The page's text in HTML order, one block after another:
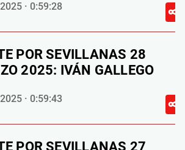
· 0:59:28
POR SEVILLANAS 28
2025: IVÁN GALLEGO
· 0:59:43
POR SEVILLANAS 27